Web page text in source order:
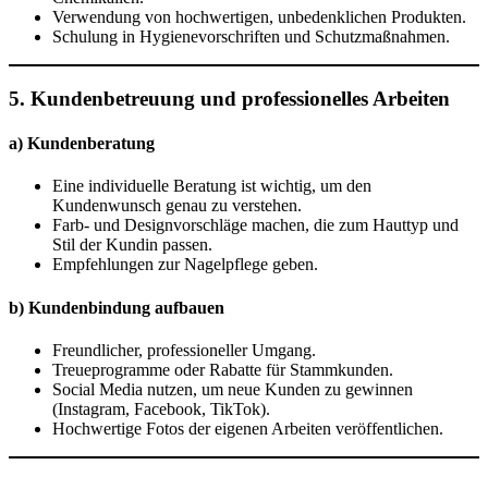
Verwendung von hochwertigen, unbedenklichen Produkten.
Schulung in Hygienevorschriften und Schutzmaßnahmen.
5. Kundenbetreuung und professionelles Arbeiten
a) Kundenberatung
Eine individuelle Beratung ist wichtig, um den
Kundenwunsch genau zu verstehen.
Farb- und Designvorschläge machen, die zum Hauttyp und
Stil der Kundin passen.
Empfehlungen zur Nagelpflege geben.
b) Kundenbindung aufbauen
Freundlicher, professioneller Umgang.
Treueprogramme oder Rabatte für Stammkunden.
Social Media nutzen, um neue Kunden zu gewinnen
(Instagram, Facebook, TikTok).
Hochwertige Fotos der eigenen Arbeiten veröffentlichen.